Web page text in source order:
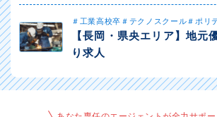
＃工業高校卒＃テクノスクール＃ポリ
【長岡・県央エリア】地元
り求人